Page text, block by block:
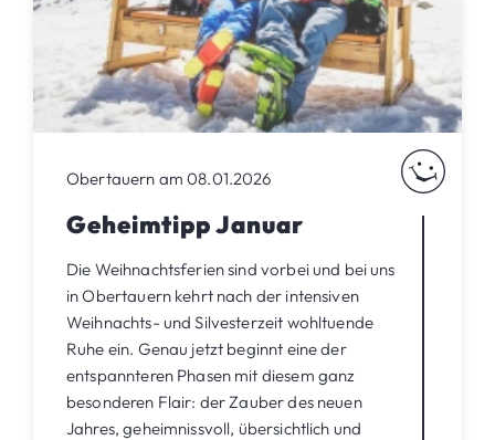
Obertauern am 08.01.2026
Geheimtipp Januar
Die Weihnachtsferien sind vorbei und bei uns
in Obertauern kehrt nach der intensiven
Weihnachts- und Silvesterzeit wohltuende
Ruhe ein. Genau jetzt beginnt eine der
entspannteren Phasen mit diesem ganz
besonderen Flair: der Zauber des neuen
Jahres, geheimnissvoll, übersichtlich und